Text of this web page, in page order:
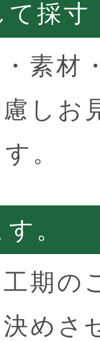
て採
素材
しお
。
。
期の
めさ